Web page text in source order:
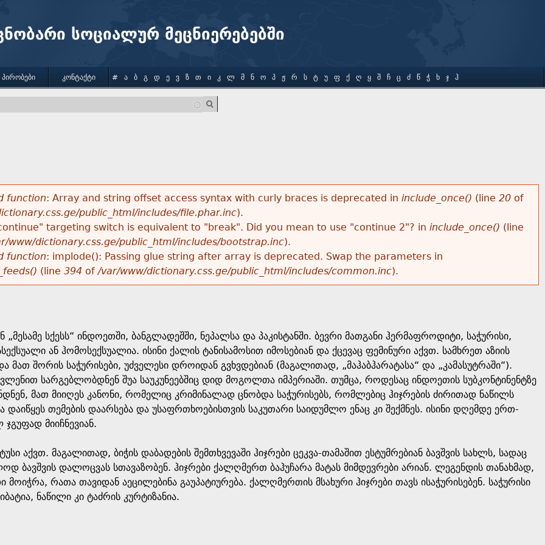
სოციალურ მეცნიერებებში
function: Array and string offset access syntax with curly braces is deprecated in include_once() (line 20of
public_html/includes/file.phar.inc).
targeting switch is equivalent to "break". Did you mean to use "continue 2"? in include_once() (line
www/dictionary.css.ge/public_html/includes/bootstrap.inc).
function: implode(): Passing glue string after array is deprecated. Swap the parameters in
(line 394 of/var/www/dictionary.css.ge/public_html/includes/common.inc).
„მესამე სქესს“ ინდოეთში, ბანგლადეშში, ნეპალსა და პაკისტანში. ბევრი მათგანი ჰერმაფროდიტი, საჭურისი,
ან ჰომოსექსუალია. ისინი ქალის ტანისამოსით იმოსებიან და ქცევაც ფემინური აქვთ. სამხრეთ აზიის
მათ შორის საჭურისები, უძველესი დროიდან გვხვდებიან (მაგალითად, „მაჰაბჰარატასა“ და „კამასუტრაში“).
სარგებლობდნენ შუა საუკუნეებშიც დიდ მოგოლთა იმპერიაში. თუმცა, როდესაც ინდოეთის სუბკონტინენტზე
მათ მიიღეს კანონი, რომელიც კრიმინალად ცნობდა საჭურისებს, რომლებიც ჰიჯრების ძირითად ნაწილს
დაიწყეს თემების დაარსება და უსაფრთხოებისთვის საკუთარი საიდუმლო ენაც კი შექმნეს. ისინი დღემდე ერთ-
მიიჩნევიან.
აქვთ. მაგალითად, ბიჭის დაბადების შემთხვევაში ჰიჯრები ცეკვა-თამაშით ესტუმრებიან ბავშვის სახლს, სადაც
ბავშვის დალოცვას სთავაზობენ. ჰიჯრები ქალღმერთ ბაჰუჩარა მატას მიმდევრები არიან. ლეგენდის თანახმად,
მოიჭრა, რათა თავიდან აეცილებინა გაუპატიურება. ქალღმერთის მსახური ჰიჯრები თავს ისაჭურისებენ. საჭურისი
ნაწილი კი ტაძრის კურტიზანია.
ᲞᲘᲠᲝᲑᲔᲑᲘ ᲙᲝᲜᲢᲐᲥᲢᲘ # Ა Ბ Გ Დ Ე Ვ Ზ Თ Ი Კ Ლ Მ Ნ Ო Პ Ჟ Რ Ს Ტ Უ Ფ Ქ Ღ Ყ Შ Ჩ Ც Ძ Წ Ჭ Ხ Ჯ Ჰ